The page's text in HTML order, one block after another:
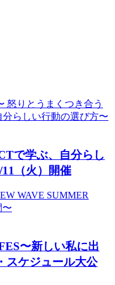
で学ぶ、自分らし
11（火）開催
〜新しい私に出
スケジュール大公